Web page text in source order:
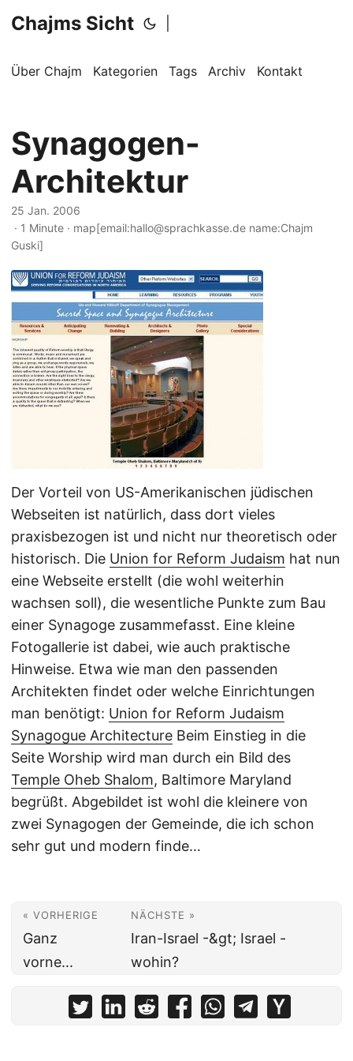
Chajms Sicht
Über Chajm Kategorien Tags Archiv Kontakt
Synagogen-
Architektur
25 Jan. 2006
· 1 Minute · map[email:hallo@sprachkasse.de name:Chajm
Guski]
Der Vorteil von US-Amerikanischen jüdischen
Webseiten ist natürlich, dass dort vieles
praxisbezogen ist und nicht nur theoretisch oder
historisch. Die Union for Reform Judaism hat nun
eine Webseite erstellt (die wohl weiterhin
wachsen soll), die wesentliche Punkte zum Bau
einer Synagoge zusammefasst. Eine kleine
Fotogallerie ist dabei, wie auch praktische
Hinweise. Etwa wie man den passenden
Architekten findet oder welche Einrichtungen
man benötigt: Union for Reform Judaism
Synagogue Architecture Beim Einstieg in die
Seite Worship wird man durch ein Bild des
Temple Oheb Shalom, Baltimore Maryland
begrüßt. Abgebildet ist wohl die kleinere von
zwei Synagogen der Gemeinde, die ich schon
sehr gut und modern finde…
« VORHERIGE
Ganz
vorne...
NÄCHSTE »
Iran-Israel -&gt; Israel -
wohin?